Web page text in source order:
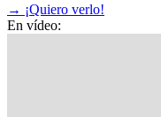
→ ¡Quiero verlo!
En vídeo: